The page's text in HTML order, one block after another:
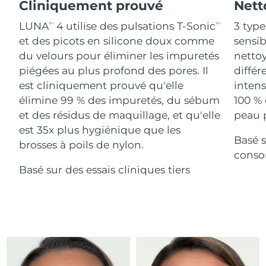
Cliniquement prouvé
LUNATM 4 utilise des pulsations T-SonicTM
et des picots en silicone doux comme
du velours pour éliminer les impuretés
piégées au plus profond des pores. Il
est cliniquement prouvé qu'elle
élimine 99 % des impuretés, du sébum
et des résidus de maquillage, et qu'elle
est 35x plus hygiénique que les
brosses à poils de nylon.
Basé sur des essais cliniques tiers
3
100
peau
Basé
For healthy hair
18% PAP
Acheter tout
FOREO APP
À PROPROS
Israël
Italie Livraison estimée10/08/2026
Japon Livraison estimée 13/08/2026
Jersey Livraison estimée15/08/2026
Kazakhstan Livraison estimée
10/08/2026
Lituanie Livraison estimée10/08/2026